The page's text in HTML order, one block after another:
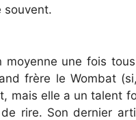
souvent.
moyenne une fois
frère le Wombat
mais elle a un talent
rire. Son dernier